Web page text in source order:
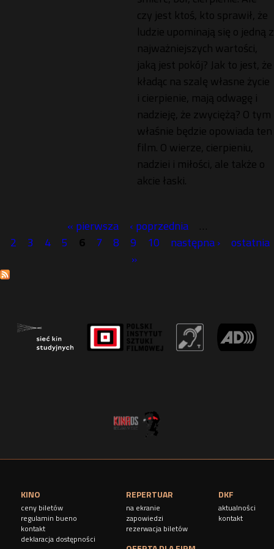
czy jest ktoś, kto sprawił, że
ludzie upominają się o jedną z
najważniejszych wartości,
jaką jest pokój? Jak to jest, że
kładąc na szalę własne życie
i cierpienie, mają odwagę i
nadzieję, że zwyciężą? O tym
właśnie będzie opowiada ten
film. O wierze, cierpieniu,
nadziei i miłości, ale także o
akcie łaski.
t
« pierwsza ‹ poprzednia
…
2
3 4 5 6 7 8 9 10 następna ›
ostatnia
»
KINO
ceny biletów
regulamin bueno
kontakt
deklaracja dostępności
REPERTUAR
na ekranie
zapowiedzi
rezerwacja biletów
DKF
aktualności
kontakt